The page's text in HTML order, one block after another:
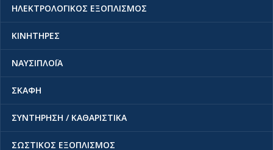
ΗΛΕΚΤΡΟΛΟΓΙΚΟΣ ΕΞΟΠΛΙΣΜΟΣ
ΚΙΝΗΤΗΡΕΣ
ΝΑΥΣΙΠΛΟΪΑ
ΣΚΑΦΗ
ΣΥΝΤΗΡΗΣΗ / ΚΑΘΑΡΙΣΤΙΚΑ
ΣΩΣΤΙΚΟΣ ΕΞΟΠΛΙΣΜΟΣ